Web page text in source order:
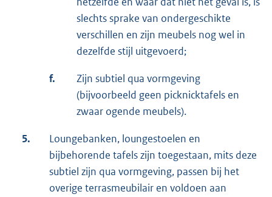
slechts sprake van ondergeschikte
verschillen en zijn meubels nog wel in
dezelfde stijl uitgevoerd;
f.
Zijn subtiel qua vormgeving
(bijvoorbeeld geen picknicktafels en
zwaar ogende meubels).
5.
Loungebanken, loungestoelen en
bijbehorende tafels zijn toegestaan, mits deze
subtiel zijn qua vormgeving, passen bij het
overige terrasmeubilair en voldoen aan